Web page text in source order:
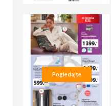
Pogledajte